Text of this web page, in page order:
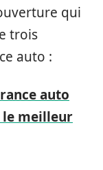
qui
trois
auto :
auto
meilleur